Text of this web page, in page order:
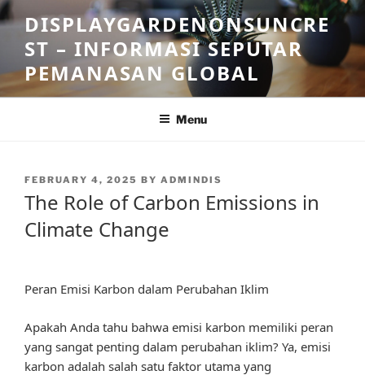
Skip
to
content
DISPLAYGARDENONSUNCRE
ST – INFORMASI SEPUTAR
PEMANASAN GLOBAL
Menu
POSTED
ON
FEBRUARY 4, 2025 BY ADMINDIS
The Role of Carbon Emissions in
Climate Change
Peran Emisi Karbon dalam Perubahan Iklim
Apakah Anda tahu bahwa emisi karbon memiliki peran
yang sangat penting dalam perubahan iklim? Ya, emisi
karbon adalah salah satu faktor utama yang